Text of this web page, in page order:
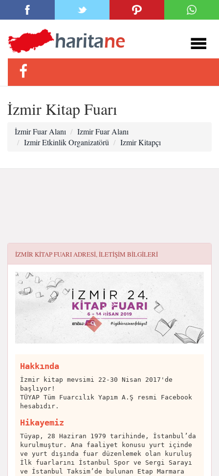
İzmir Kitap Fuarı
İzmir Fuar Alanı
Izmir Fuar Alanı
Izmir Etkinlik Organizatörü
Izmir Kitapçı
İZMIR KITAP FUARIADRESI, ILETIŞIM BILGILERI
Hakkında
İzmir kitap mevsimi 22-30 Nisan 2017'de
başlıyor!
TÜYAP Tüm Fuarcılık Yapım A.Ş resmi Facebook
hesabıdır.
Hikayemiz
Tüyap, 28 Haziran 1979 tarihinde, İstanbul’da
kurulmuştur. Ana faaliyet konusu yurt içinde
ve yurt dışında fuar düzenlemek olan kuruluş
İlk fuarlarını İstanbul Spor ve Sergi Sarayı
ve İstanbul Taksim’de bulunan Etap Marmara